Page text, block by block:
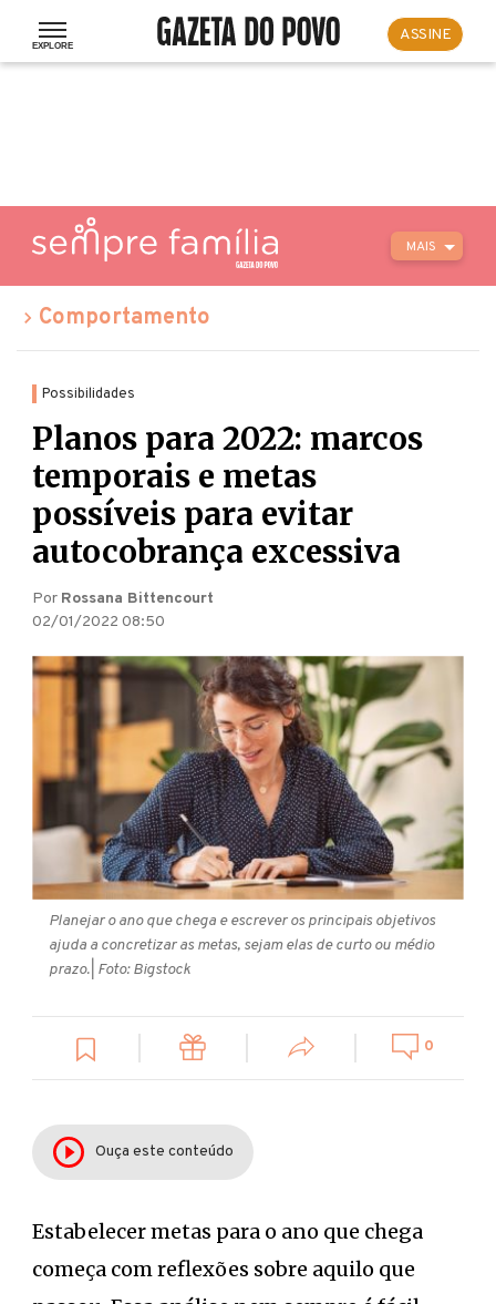
ASSINE
MAIS
Comportamento
Possibilidades
Planos para 2022: marcos
temporais e metas
possíveis para evitar
autocobrança excessiva
Por Rossana Bittencourt
02/01/2022 08:50
Planejar o ano que chega e escrever os principais objetivos
ajuda a concretizar as metas, sejam elas de curto ou médio
prazo. | Foto: Bigstock
0
Ouça este conteúdo
Estabelecer metas para o ano que chega
começa com reflexões sobre aquilo que